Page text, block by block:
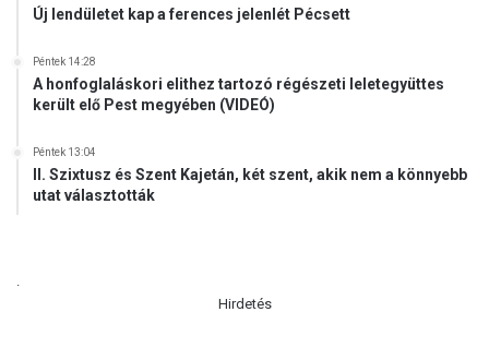
Új lendületet kap a ferences jelenlét Pécsett
Péntek 14:28
A honfoglaláskori elithez tartozó régészeti leletegyüttes
került elő Pest megyében (VIDEÓ)
Péntek 13:04
II. Szixtusz és Szent Kajetán, két szent, akik nem a könnyebb
utat választották
.
Hirdetés